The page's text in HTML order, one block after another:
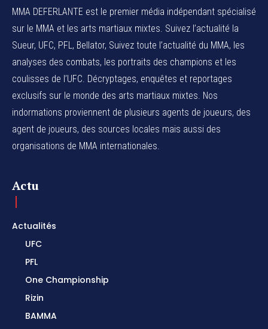
MMA DEFERLANTE est le premier média indépendant spécialisé
sur le MMA et les arts martiaux mixtes. Suivez l’actualité la
Sueur, UFC, PFL, Bellator, Suivez toute l’actualité du MMA, les
analyses des combats, les portraits des champions et les
coulisses de l’UFC. Décryptages, enquêtes et reportages
exclusifs sur le monde des arts martiaux mixtes. Nos
indormations proviennent de plusieurs agents de joueurs, des
agent de joueurs, des sources locales mais aussi des
organisations de MMA internationales.
Actu
Actualités
UFC
PFL
One Championship
Rizin
BAMMA